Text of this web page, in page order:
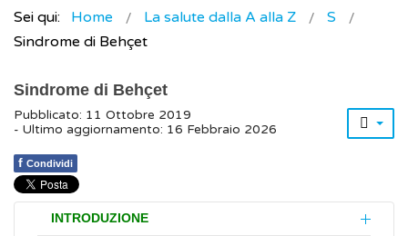
Sei qui: Home La salute dalla A alla Z
S
Sindrome di Behçet
Sindrome di Behçet
Pubblicato: 11 Ottobre 2019
- Ultimo aggiornamento: 16 Febbraio 2026
f Condividi
INTRODUZIONE